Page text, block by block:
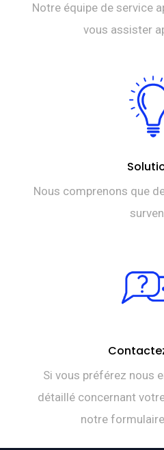
Notre équipe de service
vous assister
Nous comprenons que
Si vous préférez nous
détaillé concernant
notre